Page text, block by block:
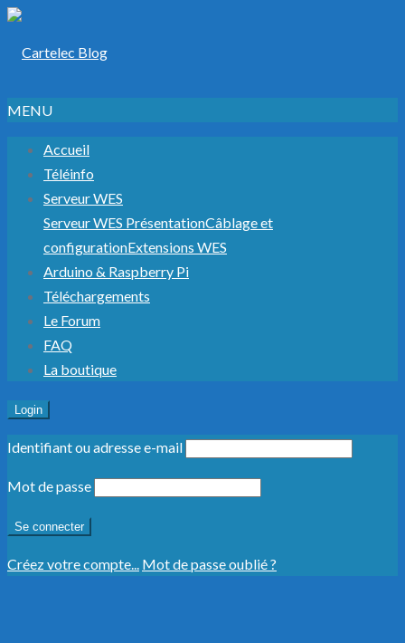
MENU
Accueil
Téléinfo
Serveur WES
Serveur WES PrésentationCâblage et
configurationExtensions WES
Arduino & Raspberry Pi
Téléchargements
Le Forum
FAQ
La boutique
Login
Identifiant ou adresse e-mail
Mot de passe
Créez votre compte... Mot de passe oublié ?